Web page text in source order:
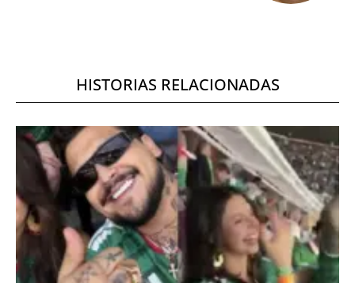
HISTORIAS RELACIONADAS